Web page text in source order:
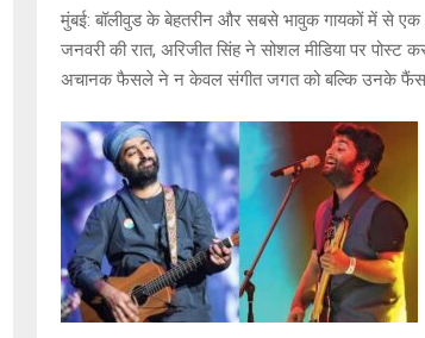
मुंबई: बॉलीवुड के बेहतरीन और सबसे भावुक गायकों में से
जनवरी की रात, अरिजीत सिंह ने सोशल मीडिया पर
अचानक फैसले ने न केवल संगीत जगत को बल्कि उनके फैंस